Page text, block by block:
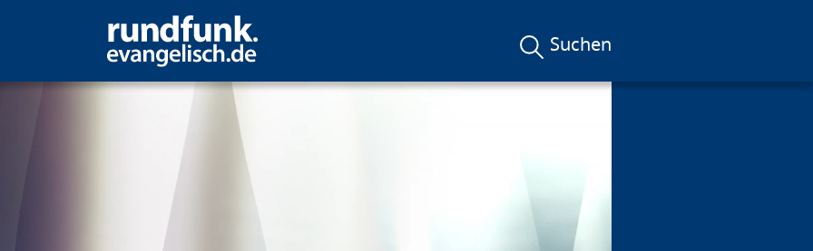
Suchen
Urlaub?